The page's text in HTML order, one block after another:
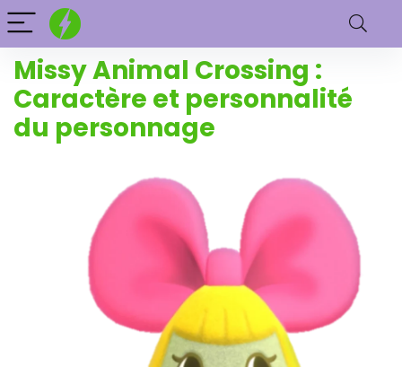
Missy Animal Crossing :
Caractère et personnalité
du personnage